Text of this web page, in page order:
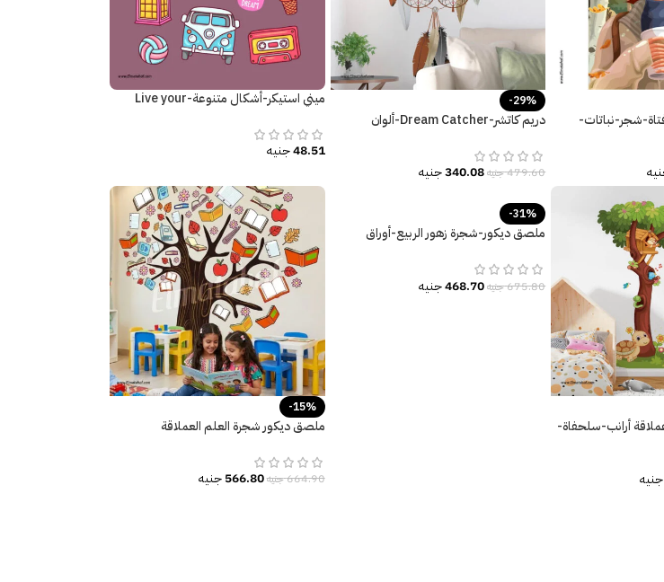
شجر-نباتات-
-29%
دريم كاتشر-Dream Catcher-ألوان
479.60جنيه340.08جنيه
ميني استيكر-أشكال متنوعة-Live your
48.51جنيه
أرانب-سلحفاة-
جنيه
-31%
ملصق ديكور-شجرة زهور الربيع-أوراق
675.80جنيه468.70جنيه
-15%
ملصق ديكور شجرة العلم العملاقة
664.90جنيه566.80 جنيه